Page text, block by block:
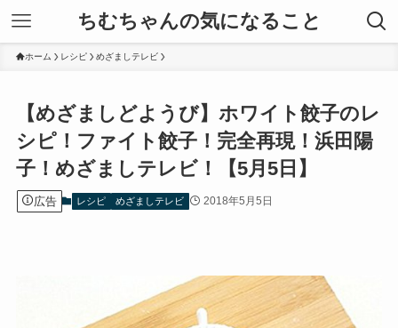
ちむちゃんの気になること
ホーム レシピ めざましテレビ
【めざましどようび】ホワイト餃子のレ
シピ！ファイト餃子！完全再現！浜田陽
子！めざましテレビ！【5月5日】
広告 レシピ めざましテレビ 2018年5月5日